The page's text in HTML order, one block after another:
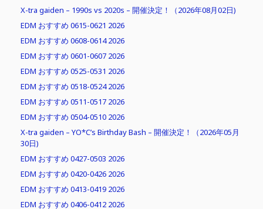
X-tra gaiden – 1990s vs 2020s – 開催決定！（2026年08月02日)
EDM おすすめ 0615-0621 2026
EDM おすすめ 0608-0614 2026
EDM おすすめ 0601-0607 2026
EDM おすすめ 0525-0531 2026
EDM おすすめ 0518-0524 2026
EDM おすすめ 0511-0517 2026
EDM おすすめ 0504-0510 2026
X-tra gaiden – YO*C’s Birthday Bash – 開催決定！（2026年05月
30日)
EDM おすすめ 0427-0503 2026
EDM おすすめ 0420-0426 2026
EDM おすすめ 0413-0419 2026
EDM おすすめ 0406-0412 2026